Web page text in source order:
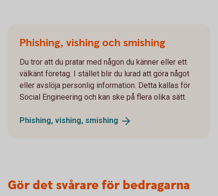
Phishing, vishing och smishing
Du tror att du pratar med någon du känner eller ett
välkänt företag. I stället blir du lurad att göra något
eller avslöja personlig information. Detta kallas för
Social Engineering och kan ske på flera olika sätt.
Phishing, vishing, smishing
Gör det svårare för bedragarna